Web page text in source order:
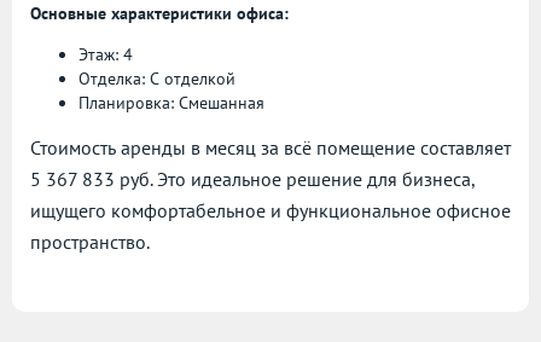
Основные характеристики офиса:
Этаж: 4
Отделка: С отделкой
Планировка: Смешанная
Стоимость аренды в месяц за всё помещение составляет
5 367 833 руб. Это идеальное решение для бизнеса,
ищущего комфортабельное и функциональное офисное
пространство.